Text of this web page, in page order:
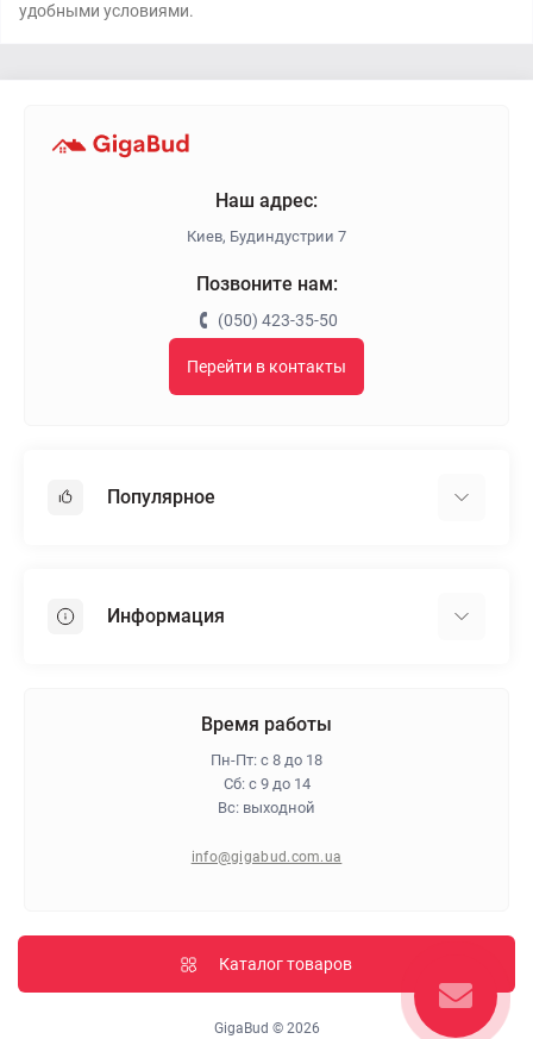
удобными условиями.
Наш адрес:
Киев, Будиндустрии 7
Позвоните нам:
(050) 423-35-50
Перейти в контакты
Популярное
Пенопласт
Информация
Политика конфиденциальности
Время работы
Пн-Пт: с 8 до 18
Сб: с 9 до 14
Вс: выходной
info@gigabud.com.ua
Каталог товаров
GigaBud © 2026